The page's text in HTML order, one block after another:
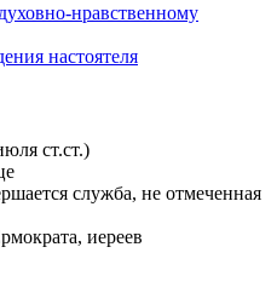
нравственному
настоятеля
ст.ст.)
иереев